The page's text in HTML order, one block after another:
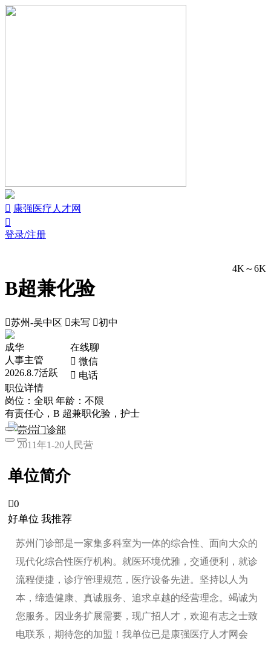
 康强医疗人才网

登录/注册
B超兼化验
4K～6K
苏州-吴中区 未写 初中
成华
人事主管
2026.8.7活跃
在线聊
 微信
 电话
职位详情
岗位：全职 年龄：不限
有责任心，B 超兼职化验，护士
苏州门诊部
2011年1-20人 民营
单位简介
0
好单位 我推荐
苏州门诊部是一家集多科室为一体的综合性、面向大众的
现代化综合性医疗机构。就医环境优雅，交通便利，就诊
流程便捷，诊疗管理规范，医疗设备先进。坚持以人为
本，缔造健康、真诚服务、追求卓越的经营理念。竭诚为
您服务。因业务扩展需要，现广招人才，欢迎有志之士致
电联系，期待您的加盟！我单位已是康强医疗人才网会